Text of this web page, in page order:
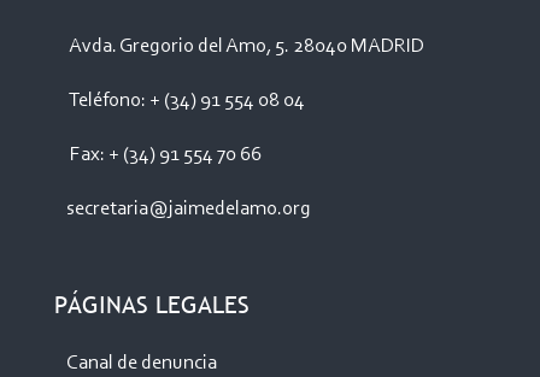
Avda. Gregorio del Amo, 5. 28040 MADRID
Teléfono: + (34) 91 554 08 04
Fax: + (34) 91 554 70 66
secretaria@jaimedelamo.org
PÁGINAS LEGALES
Canal de denuncia